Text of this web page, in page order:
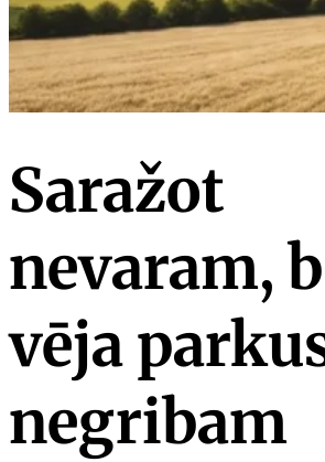
Saražot
nevaram,
vēja
negribam